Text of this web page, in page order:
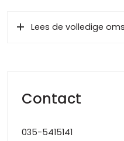
compacte,
over ten minste één privé-
Lees de volledige
Contact
035-5415141